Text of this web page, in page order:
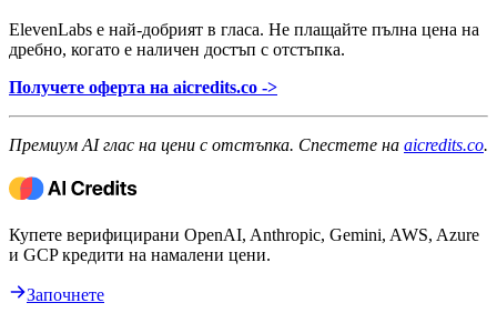
ElevenLabs е най-добрият в гласа. Не плащайте пълна цена на
дребно, когато е наличен достъп с отстъпка.
Получете оферта на aicredits.co ->
Премиум AI глас на цени с отстъпка. Спестете на aicredits.co.
Купете верифицирани OpenAI, Anthropic, Gemini, AWS, Azure
и GCP кредити на намалени цени.
Започнете